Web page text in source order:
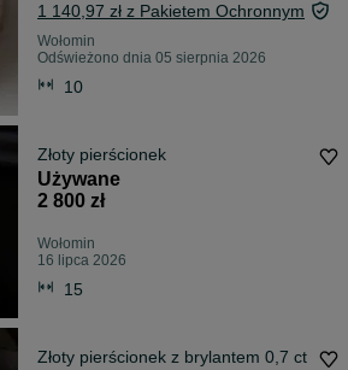
1 140,97 zł z Pakietem Ochronnym
Wołomin
Odświeżono dnia 05 sierpnia 2026
10
Złoty pierścionek
Używane
2 800 zł
Wołomin
16 lipca 2026
15
Złoty pierścionek z brylantem 0,7 ct